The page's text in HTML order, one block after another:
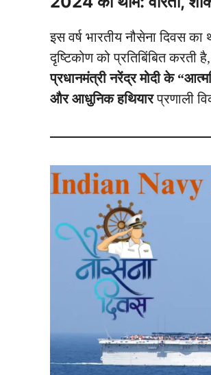
इस वर्ष भारतीय नौसेना दिवस
दृष्टिकोण को प्रतिबिंबित करती
प्रधानमंत्री नरेंद्र मोदी के
और आधुनिक हथियारप्रणाली